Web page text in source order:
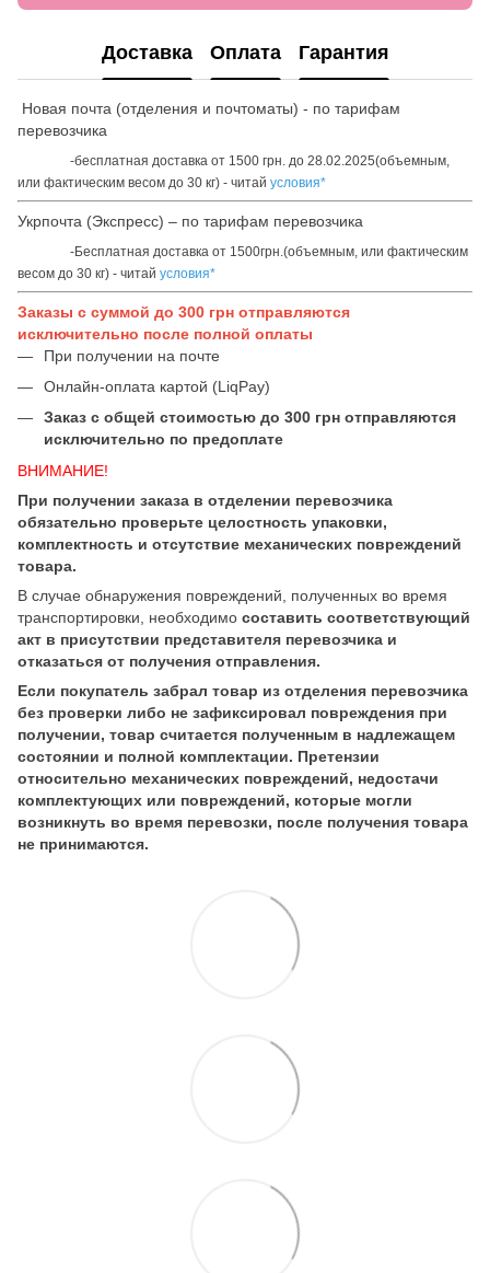
Доставка Оплата Гарантия
Новая почта (отделения и почтоматы) - по тарифам
перевозчика
-бесплатная доставка от 1500 грн. до 28.02.2025(объемным,
или фактическим весом до 30 кг) - читай условия*
Укрпочта (Экспресс) – по тарифам перевозчика
-Бесплатная доставка от 1500грн.(объемным, или фактическим
весом до 30 кг) - читай условия*
Заказы с суммой до 300 грн отправляются
исключительно после полной оплаты
При получении на почте
Онлайн-оплата картой (LiqPay)
Заказ с общей стоимостью до 300 грн отправляются
исключительно по предоплате
ВНИМАНИЕ!
При получении заказа в отделении перевозчика
обязательно проверьте целостность упаковки,
комплектность и отсутствие механических повреждений
товара.
В случае обнаружения повреждений, полученных во время
транспортировки, необходимо составить соответствующий
акт в присутствии представителя перевозчика и
отказаться от получения отправления.
Если покупатель забрал товар из отделения перевозчика
без проверки либо не зафиксировал повреждения при
получении, товар считается полученным в надлежащем
состоянии и полной комплектации. Претензии
относительно механических повреждений, недостачи
комплектующих или повреждений, которые могли
возникнуть во время перевозки, после получения товара
не принимаются.